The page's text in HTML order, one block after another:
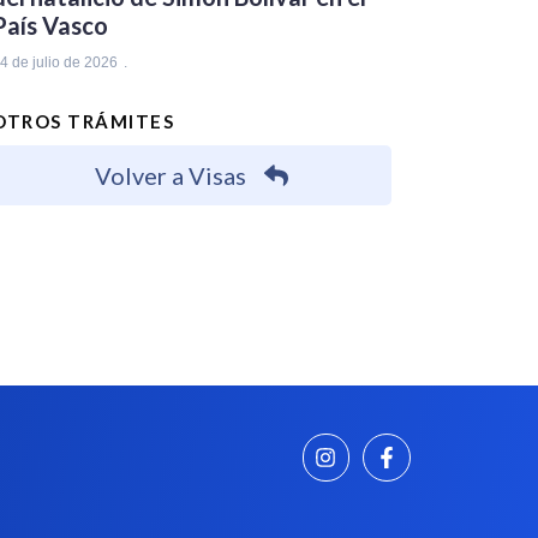
Vasco
de julio de 2026
TRÁMITES
Volver a Visas